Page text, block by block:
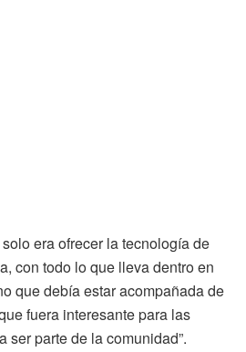
era ofrecer la tecnología de
con todo lo que lleva dentro en
que debía estar acompañada de
fuera interesante para las
ser parte de la comunidad”.